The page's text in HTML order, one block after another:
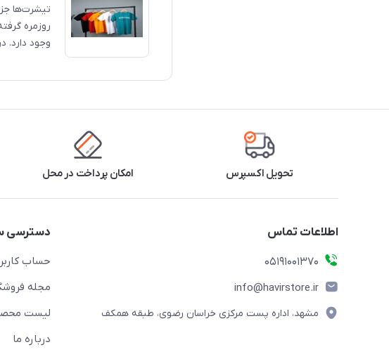
تیشرت‌ها
روزمره
وجود دارد.
تحویل اکسپرس امکان پرداخت در محل
اطلاعات تماس
05191001370
info@havirstore.ir
مشهد، اداره پست مرکزی خراسان رضوی، طبقه همکف
دسترسی
حساب
مجله
لیست
درباره ما